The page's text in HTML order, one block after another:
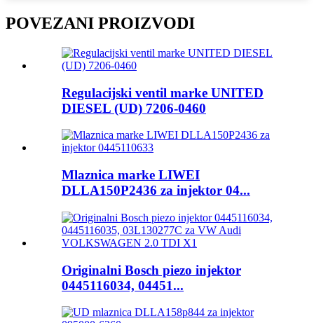
POVEZANI PROIZVODI
Regulacijski ventil marke UNITED
DIESEL (UD) 7206-0460
Mlaznica marke LIWEI
DLLA150P2436 za injektor 04...
Originalni Bosch piezo injektor
0445116034, 04451...